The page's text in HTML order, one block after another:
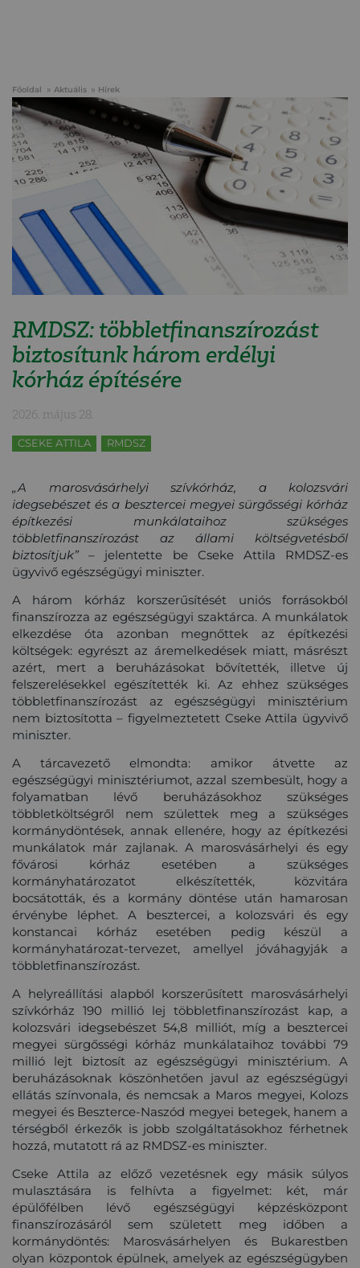
Főoldal Aktuális Hírek
RMDSZ: többletfinanszírozást
biztosítunk három erdélyi
kórház építésére
2026. május 28.
CSEKE ATTILA RMDSZ
„A marosvásárhelyi szívkórház, a kolozsvári
idegsebészet és a besztercei megyei sürgősségi kórház
építkezési munkálataihoz szükséges
többletfinanszírozást az állami költségvetésből
biztosítjuk” – jelentette be Cseke Attila RMDSZ-es
ügyvivő egészségügyi miniszter.
A három kórház korszerűsítését uniós forrásokból
finanszírozza az egészségügyi szaktárca. A munkálatok
elkezdése óta azonban megnőttek az építkezési
költségek: egyrészt az áremelkedések miatt, másrészt
azért, mert a beruházásokat bővítették, illetve új
felszerelésekkel egészítették ki. Az ehhez szükséges
többletfinanszírozást az egészségügyi minisztérium
nem biztosította – figyelmeztetett Cseke Attila ügyvivő
miniszter.
A tárcavezető elmondta: amikor átvette az
egészségügyi minisztériumot, azzal szembesült, hogy a
folyamatban lévő beruházásokhoz szükséges
többletköltségről nem születtek meg a szükséges
kormánydöntések, annak ellenére, hogy az építkezési
munkálatok már zajlanak. A marosvásárhelyi és egy
fővárosi kórház esetében a szükséges
kormányhatározatot elkészítették, közvitára
bocsátották, és a kormány döntése után hamarosan
érvénybe léphet. A besztercei, a kolozsvári és egy
konstancai kórház esetében pedig készül a
kormányhatározat-tervezet, amellyel jóváhagyják a
többletfinanszírozást.
A helyreállítási alapból korszerűsített marosvásárhelyi
szívkórház 190 millió lej többletfinanszírozást kap, a
kolozsvári idegsebészet 54,8 milliót, míg a besztercei
megyei sürgősségi kórház munkálataihoz további 79
millió lejt biztosít az egészségügyi minisztérium. A
beruházásoknak köszönhetően javul az egészségügyi
ellátás színvonala, és nemcsak a Maros megyei, Kolozs
megyei és Beszterce-Naszód megyei betegek, hanem a
térségből érkezők is jobb szolgáltatásokhoz férhetnek
hozzá, mutatott rá az RMDSZ-es miniszter.
Cseke Attila az előző vezetésnek egy másik súlyos
mulasztására is felhívta a figyelmet: két, már
épülőfélben lévő egészségügyi képzésközpont
finanszírozásáról sem született meg időben a
kormánydöntés: Marosvásárhelyen és Bukarestben
olyan központok épülnek, amelyek az egészségügyben